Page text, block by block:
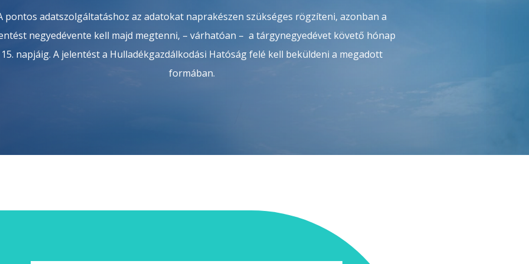
pontos adatszolgáltatáshoz az adatokat naprakészen szükséges rögzíteni, azonban a
negyedévente kell majd megtenni, – várhatóan – a tárgynegyedévet követő hónap
15. napjáig. A jelentést a Hulladékgazdálkodási Hatóság felé kell beküldeni a megadott
formában.